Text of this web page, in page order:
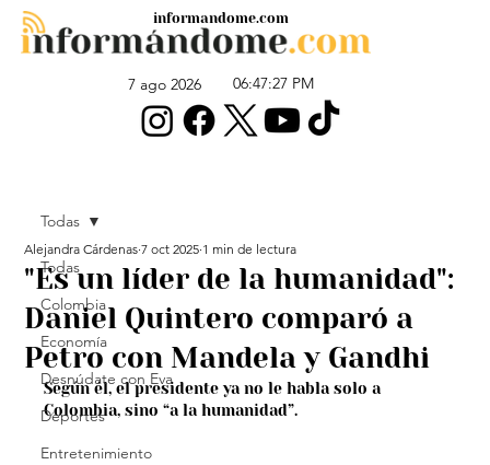
7 ago 2026 06:47:27 PM
informandome.com
Todas
Colombia
Economía
Desnúdate con Eva
Deportes
Entretenimiento
Todas
"Es un líder de la humanidad":
Daniel Quintero comparó a
Petro con Mandela y Gandhi
Alejandra Cárdenas 7 oct 2025 1 min de lectura
Según él, el presidente ya no le habla solo a
Colombia, sino “a la humanidad”.